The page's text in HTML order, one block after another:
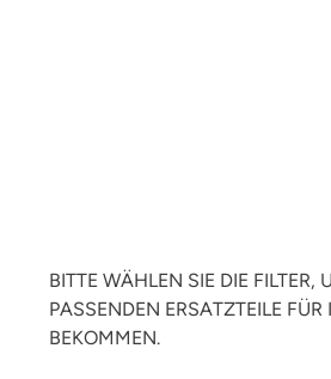
BITTE WÄHLEN SIE DIE FILTER,
PASSENDEN ERSATZTEILE FÜR
BEKOMMEN.